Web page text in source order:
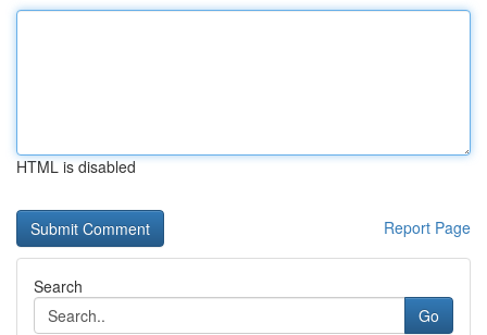
HTML is disabled
Report Page
Search
Go